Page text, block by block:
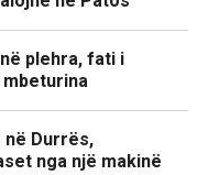
plehra, fati i
mbeturina
në Durrës,
nga një makinë